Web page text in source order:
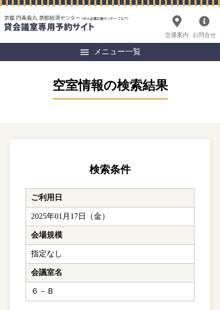
交通案内 お問合せ
メニュー一覧
空室情報の検索結果
検索条件
ご利用日
2025年01月17日（金）
会場規模
指定なし
会議室名
６－Ｂ